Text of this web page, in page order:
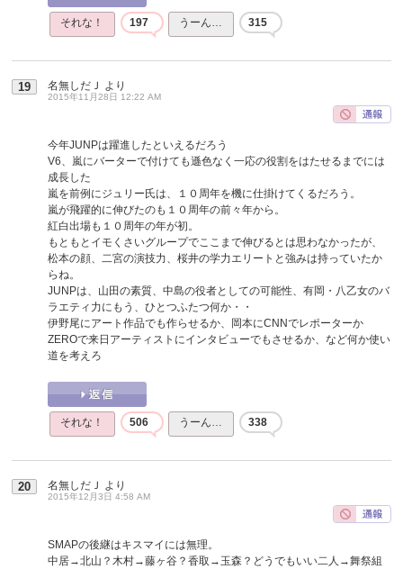
それな！ 197 うーん… 315
19 名無しだＪ より
2015年11月28日 12:22 AM
今年JUNPは躍進したといえるだろう
V6、嵐にバーターで付けても遜色なく一応の役割をはたせるまでには
成長した
嵐を前例にジュリー氏は、１０周年を機に仕掛けてくるだろう。
嵐が飛躍的に伸びたのも１０周年の前々年から。
紅白出場も１０周年の年が初。
もともとイモくさいグループでここまで伸びるとは思わなかったが、
松本の顔、二宮の演技力、桜井の学力エリートと強みは持っていたか
らね。
JUNPは、山田の素質、中島の役者としての可能性、有岡・八乙女のバ
ラエティ力にもう、ひとつふたつ何か・・
伊野尾にアート作品でも作らせるか、岡本にCNNでレポーターか
ZEROで来日アーティストにインタビューでもさせるか、など何か使い
道を考えろ
それな！ 506 うーん… 338
20 名無しだＪ より
2015年12月3日 4:58 AM
SMAPの後継はキスマイには無理。
中居→北山？木村→藤ヶ谷？香取→玉森？どうでもいい二人→舞祭組